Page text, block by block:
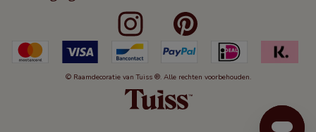
Veelgestelde Vragen
Algemene Voorwaarden
Kindveiligheid
Cookies
Herroepingsrecht
Rolgordijnen
Verticale Jaloezieën
Duo Rolgordijnen
Duo Plisségordijnen
Meten Voor Raamdecoratie
Badkamer Raamdecoratie
Slaapkamer Raamdecoratie
Keuken Raamdecoratie
De Jaloezieën Gids
Jaloezieënwoordenboek
© Raamdecoratie van Tuiss ®. Alle rechten voorbehouden.